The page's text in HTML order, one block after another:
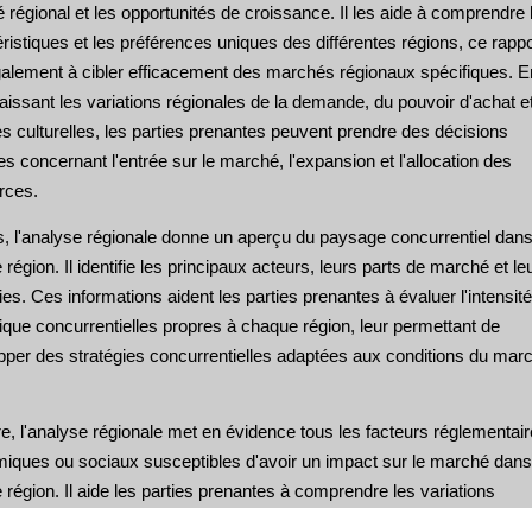
régional et les opportunités de croissance. Il les aide à comprendre
et les préférences uniques des différentes régions, ce
à cibler efficacement des marchés régionaux spécifiques.
les variations régionales de la demande, du pouvoir d'achat
culturelles, les parties prenantes peuvent prendre des décisions
concernant l'entrée sur le marché, l'expansion et l'allocation des
l'analyse régionale donne un aperçu du paysage concurrentiel dans
région. Il identifie les principaux acteurs, leurs parts de marché et
Ces informations aident les parties prenantes à évaluer
concurrentielles propres à chaque région, leur permettant de
des stratégies concurrentielles adaptées aux conditions du
l'analyse régionale met en évidence tous les facteurs
ou sociaux susceptibles d'avoir un impact sur le marché dans
région. Il aide les parties prenantes à comprendre les variations